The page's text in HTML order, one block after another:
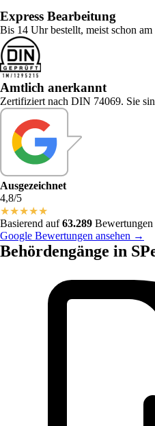
Express Bearbeitung
Bis 14 Uhr bestellt, meist schon am
Amtlich anerkannt
Zertifiziert nach DIN 74069. Sie
Ausgezeichnet
4,8/5
★★★★★
Basierend auf63.289 Bewertungen
Google Bewertungen ansehen →
Behördengänge in